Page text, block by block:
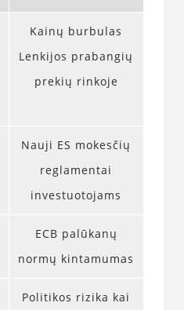
Kainų burbulas
Lenkijos prabangių
prekių rinkoje
Nauji ES mokesčių
reglamentai
investuotojams
ECB palūkanų
normų kintamumas
Politikos rizika kai